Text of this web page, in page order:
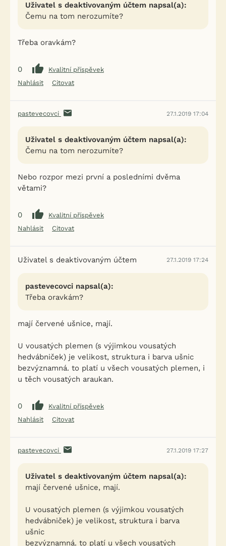
Uživatel s deaktivovaným účtem napsal(a):
Čemu na tom nerozumíte?
Třeba oravkám?
0
Kvalitní příspěvek
Nahlásit
Citovat
pastevecovci 27.1.2019 17:04
Uživatel s deaktivovaným účtem napsal(a):
Čemu na tom nerozumíte?
Nebo rozpor mezi první a posledními dvěma
větami?
0
Kvalitní příspěvek
Nahlásit
Citovat
Uživatel s deaktivovaným účtem 27.1.2019 17:24
pastevecovci napsal(a):
Třeba oravkám?
mají červené ušnice, mají.
U vousatých plemen (s výjimkou vousatých
hedvábniček) je velikost, struktura i barva ušnic
bezvýznamná. to platí u všech vousatých plemen, i
u těch vousatých araukan.
0
Kvalitní příspěvek
Nahlásit
Citovat
pastevecovci 27.1.2019 17:27
Uživatel s deaktivovaným účtem napsal(a):
mají červené ušnice, mají.
U vousatých plemen (s výjimkou vousatých
hedvábniček) je velikost, struktura i barva
ušnic
bezvýznamná. to platí u všech vousatých